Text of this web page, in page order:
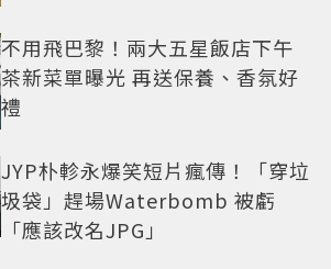
不用飛巴黎！兩大五星飯店下午
茶新菜單曝光 再送保養、香氛好
禮
JYP朴軫永爆笑短片瘋傳！「穿垃
圾袋」趕場Waterbomb 被虧
「應該改名JPG」